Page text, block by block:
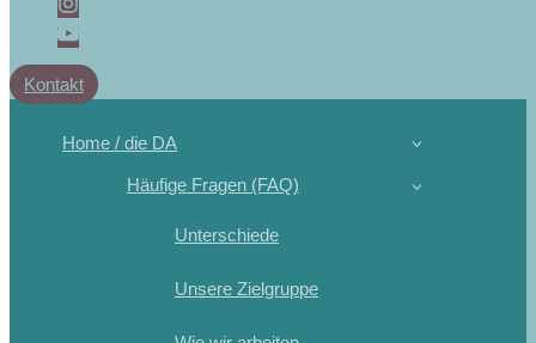
Kontakt
Home / die DA
Häufige Fragen (FAQ)
Unterschiede
Unsere Zielgruppe